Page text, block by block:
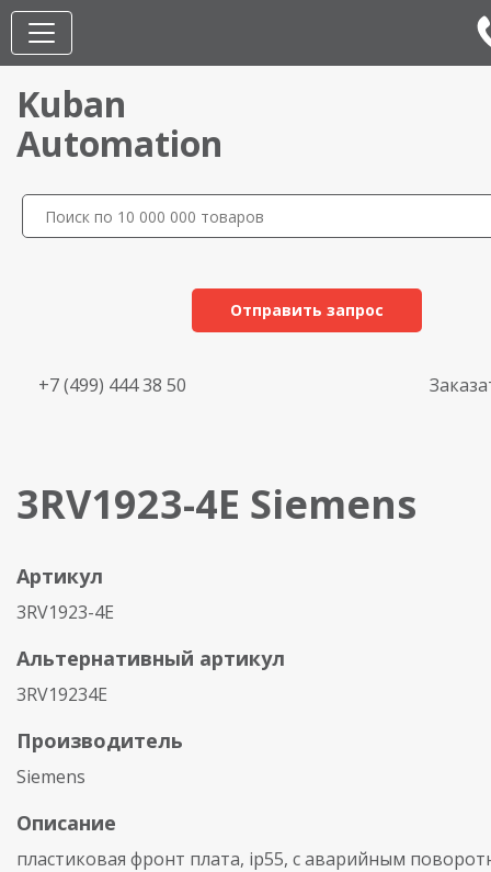
Kuban
Automation
Отправить запрос
+7 (499) 444 38 50
3RV1923-4E Siemens
Артикул
3RV1923-4E
Альтернативный артикул
3RV19234E
Производитель
Siemens
Описание
пластиковая фронт плата, ip55, с аварийным